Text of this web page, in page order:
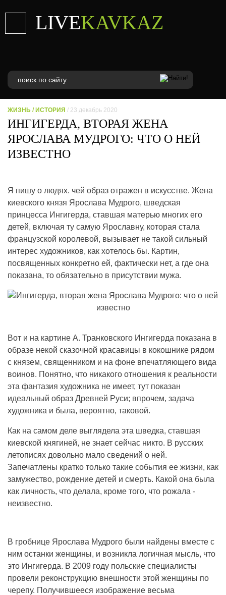
LIVEKAVKAZ
ЖИЗНЬ / ИСТОРИЯ / 23 декабрь 2020
ИНГИГЕРДА, ВТОРАЯ ЖЕНА
ЯРОСЛАВА МУДРОГО: ЧТО О НЕЙ
ИЗВЕСТНО
Я пишу о людях. чей образ отражен в искусстве. Жена
киевского князя Ярослава Мудрого, шведская
принцесса Ингигерда, ставшая матерью многих его
детей, включая ту самую Ярославну, которая стала
французской королевой, вызывает не такой сильный
интерес художников, как хотелось бы. Картин,
посвященных конкретно ей, фактически нет, а где она
показана, то обязательно в присутствии мужа.
Вот и на картине А. Транковского Ингигерда показана в
образе некой сказочной красавицы в кокошнике рядом
с князем, священником и на фоне впечатляющего вида
воинов. Понятно, что никакого отношения к реальности
эта фантазия художника не имеет, тут показан
идеальный образ Древней Руси; впрочем, задача
художника и была, вероятно, таковой.
Как на самом деле выглядела эта шведка, ставшая
киевской княгиней, не знает сейчас никто. В русских
летописях довольно мало сведений о ней.
Запечатлены кратко только такие события ее жизни, как
замужество, рождение детей и смерть. Какой она была
как личность, что делала, кроме того, что рожала -
неизвестно.
В гробнице Ярослава Мудрого были найдены вместе с
ним останки женщины, и возникла логичная мысль, что
это Ингигерда. В 2009 году польские специалисты
провели реконструкцию внешности этой женщины по
черепу. Получившееся изображение весьма